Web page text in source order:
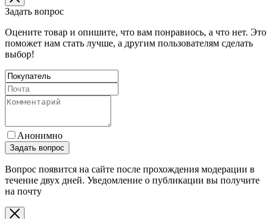
Задать вопрос
Оцените товар и опишите, что вам понравиось, а что нет. Это
поможет нам стать лучше, а другим пользователям сделать
выбор!
Анонимно
Задать вопрос
Вопрос появится на сайте после прохождения модерации в
течение двух дней. Уведомление о публикации вы получите
на почту